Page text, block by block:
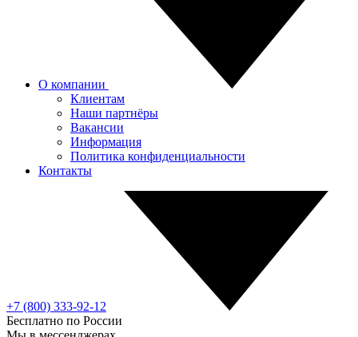
О компании
Клиентам
Наши партнёры
Вакансии
Информация
Политика конфиденциальности
Контакты
+7 (800) 333-92-12
Бесплатно по России